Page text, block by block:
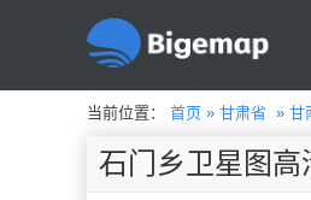
当前位置： 首页 » 甘肃省 » 甘
石门乡卫星图高